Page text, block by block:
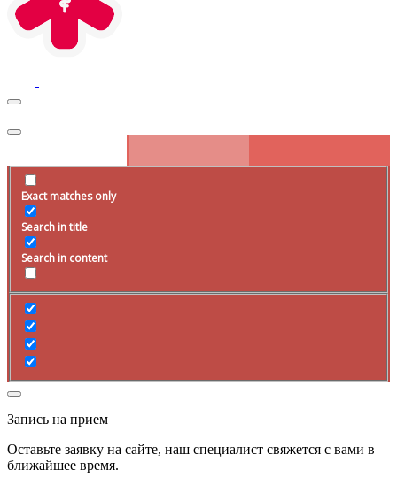
Exact matches only
Search in title
Search in content
Запись на прием
Оставьте заявку на сайте, наш специалист свяжется с вами в
ближайшее время.